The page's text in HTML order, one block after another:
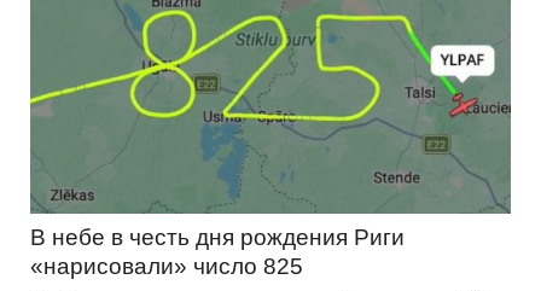
В небе в честь дня рождения Риги
«нарисовали» число 825